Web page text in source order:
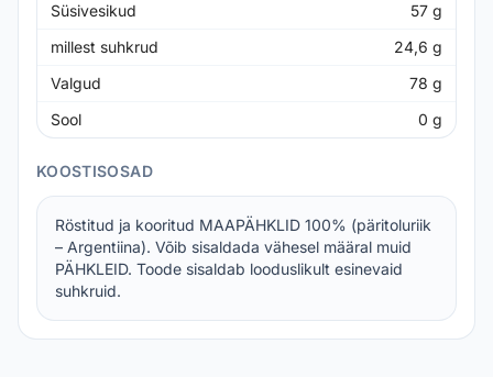
Süsivesikud
57 g
millest suhkrud
24,6 g
Valgud
78 g
Sool
0 g
KOOSTISOSAD
Röstitud ja kooritud MAAPÄHKLID 100% (päritoluriik
– Argentiina). Võib sisaldada vähesel määral muid
PÄHKLEID. Toode sisaldab looduslikult esinevaid
suhkruid.